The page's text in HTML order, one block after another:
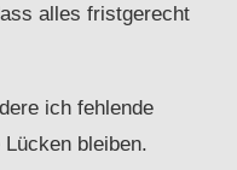
alles fristgerecht
ich fehlende
bleiben.